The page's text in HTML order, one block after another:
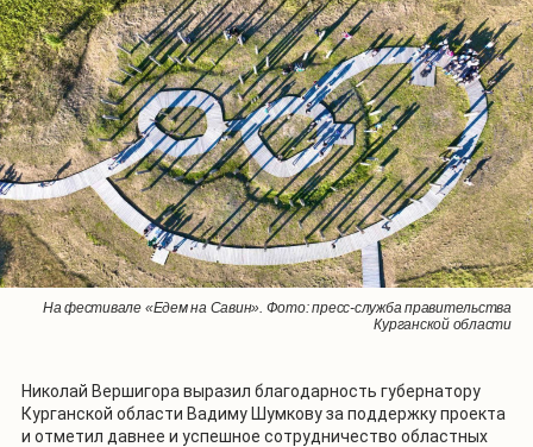
На фестивале «Едем на Савин». Фото: пресс-служба правительства
Курганской области
На фестивале «Едем на Савин». Фото: пресс-служба правительства
Курганской области
На фестивале «Едем на Савин». Фото: пресс-служба правительства
Курганской области
Николай Вершигора выразил благодарность губернатору
Курганской области Вадиму Шумкову за поддержку проекта
и отметил давнее и успешное сотрудничество областных